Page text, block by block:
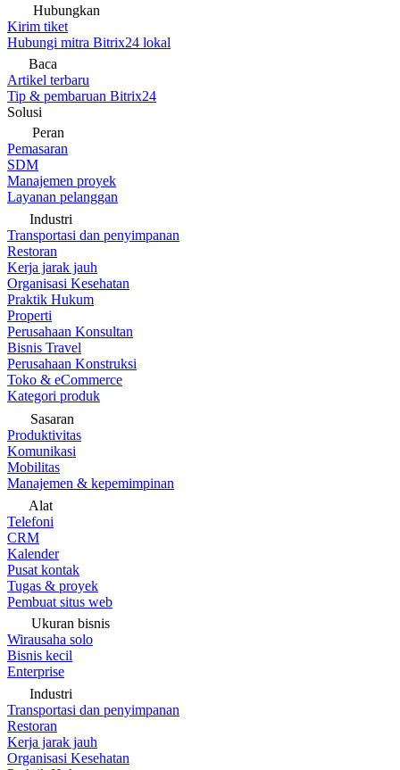
Hubungkan
Kirim tiket
Hubungi mitra Bitrix24 lokal
Baca
Artikel terbaru
Tip & pembaruan Bitrix24
Solusi
Peran
Pemasaran
SDM
Manajemen proyek
Layanan pelanggan
Industri
Transportasi dan penyimpanan
Restoran
Kerja jarak jauh
Organisasi Kesehatan
Praktik Hukum
Properti
Perusahaan Konsultan
Bisnis Travel
Perusahaan Konstruksi
Toko & eCommerce
Kategori produk
Sasaran
Produktivitas
Komunikasi
Mobilitas
Manajemen & kepemimpinan
Alat
Telefoni
CRM
Kalender
Pusat kontak
Tugas & proyek
Pembuat situs web
Ukuran bisnis
Wirausaha solo
Bisnis kecil
Enterprise
Industri
Transportasi dan penyimpanan
Restoran
Kerja jarak jauh
Organisasi Kesehatan